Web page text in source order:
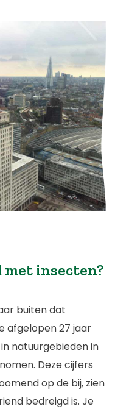
met insecten?
buiten dat
afgelopen 27 jaar
natuurgebieden in
Deze cijfers
op de bij, zien
bedreigd is. Je